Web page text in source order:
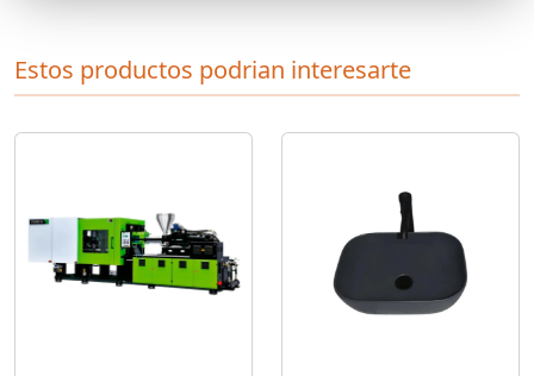
Estos productos podrian interesarte